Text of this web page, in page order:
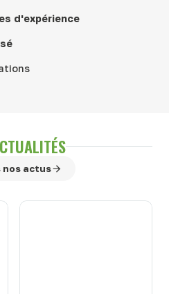
d'expérience
nos actus